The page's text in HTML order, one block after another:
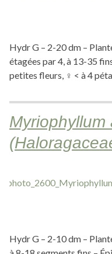
Hydr G – 2-20 dm –
étagées par 4, à 13-35
petites fleurs, ♀ < à 4
Myriophyllum
Hydr G – 2-10 dm –